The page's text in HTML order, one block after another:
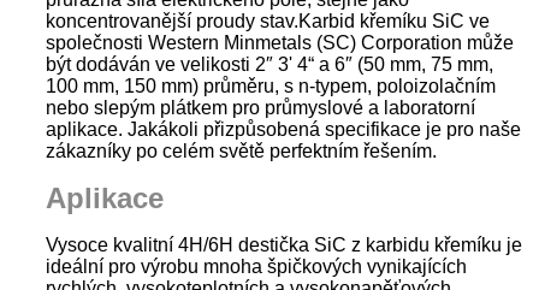
koncentrovanější proudy stav.Karbid křemíku SiC ve
společnosti Western Minmetals (SC) Corporation může
být dodáván ve velikosti 2″ 3' 4“ a 6″ (50 mm, 75 mm,
100 mm, 150 mm) průměru, s n-typem, poloizolačním
nebo slepým plátkem pro průmyslové a laboratorní
aplikace. Jakákoli přizpůsobená specifikace je pro naše
zákazníky po celém světě perfektním řešením.
Aplikace
Vysoce kvalitní 4H/6H destička SiC z karbidu křemíku je
ideální pro výrobu mnoha špičkových vynikajících